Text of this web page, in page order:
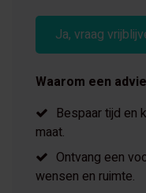
Ja, vraag
Waarom een
Bespaar tijd en
maat.
Ontvang een
wensen en ruimte.